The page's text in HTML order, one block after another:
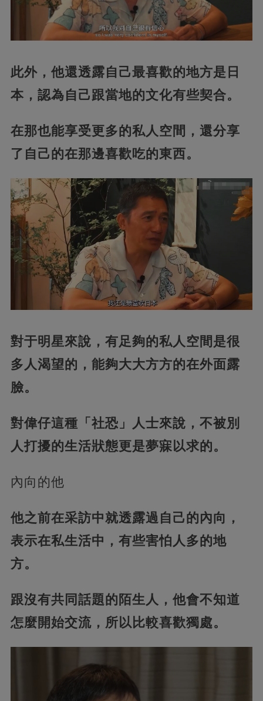
此外，他還透露自己最喜歡的地方是日
本，認為自己跟當地的文化有些契合。
在那也能享受更多的私人空間，還分享
了自己的在那邊喜歡吃的東西。
對于明星來說，有足夠的私人空間是很
多人渴望的，能夠大大方方的在外面露
臉。
對偉仔這種「社恐」人士來說，不被別
人打擾的生活狀態更是夢寐以求的。
內向的他
他之前在采訪中就透露過自己的內向，
表示在私生活中，有些害怕人多的地
方。
跟沒有共同話題的陌生人，他會不知道
怎麼開始交流，所以比較喜歡獨處。